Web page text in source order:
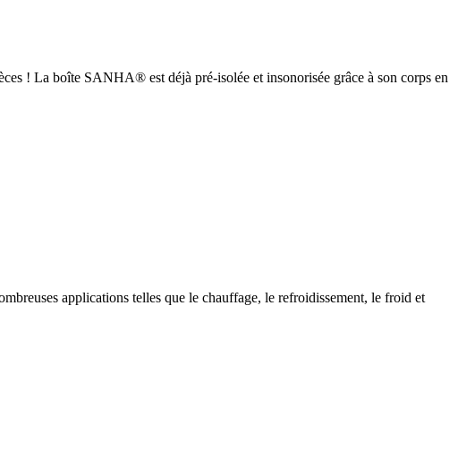
! La boîte SANHA® est déjà pré-isolée et insonorisée grâce à son corps en
applications telles que le chauffage, le refroidissement, le froid et